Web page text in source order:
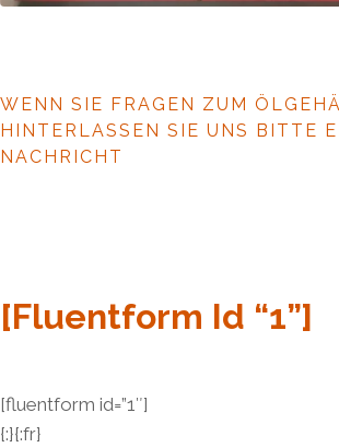
WENN SIE FRAGEN ZUM
HINTERLASSEN SIE UNS BITTE
NACHRICHT
[fluentform Id “1”]
[fluentform id=”1″]
{:}{:fr}